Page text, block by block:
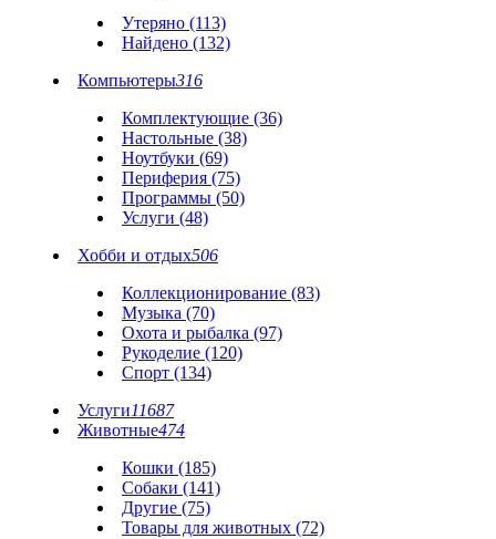
Утеряно (113)
Найдено (132)
Компьютеры316
Комплектующие (36)
Настольные (38)
Ноутбуки (69)
Периферия (75)
Программы (50)
Услуги (48)
Хобби и отдых506
Коллекционирование (83)
Музыка (70)
Охота и рыбалка (97)
Рукоделие (120)
Спорт (134)
Услуги11687
Животные474
Кошки (185)
Собаки (141)
Другие (75)
Товары для животных (72)